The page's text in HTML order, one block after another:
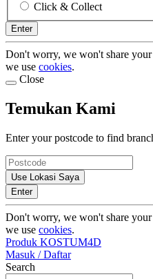
Click & Collect
Enter
Don't worry, we won't share
we use cookies.
Close
Temukan Kami
Enter your postcode to find
Use Lokasi Saya
Enter
Don't worry, we won't share
we use cookies.
Produk KOSTUM4D
Masuk / Daftar
Search